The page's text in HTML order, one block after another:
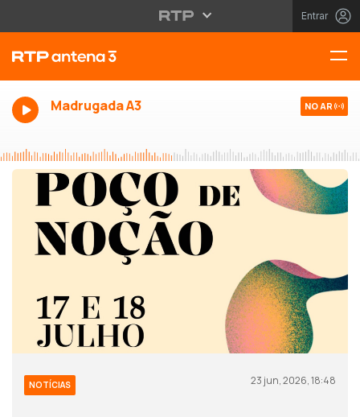
Entrar
Madrugada A3 NO AR
NOTÍCIAS 23 jun, 2026, 18:48